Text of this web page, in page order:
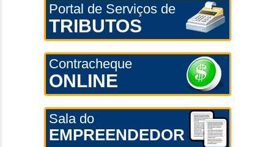
Portal de Serviços de
TRIBUTOS
Contracheque
ONLINE
Sala do
EMPREENDEDOR